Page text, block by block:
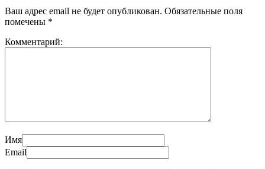
Ваш адрес email не будет опубликован. Обязательные поля
помечены *
Комментарий:
Имя
Email